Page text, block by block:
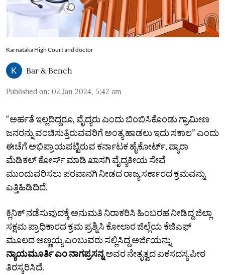
Karnataka High Court and doctor
Bar & Bench
Published on: 02 Jan 2024, 5:42 am
“ಅರ್ಹತೆ ಇಲ್ಲದಿದ್ದರೂ, ವೈದ್ಯರು ಎಂದು ಬಿಂಬಿಸಿಕೊಂಡು ಗ್ರಾಮೀಣ
ಜನರನ್ನು ವಂಚಿಸುತ್ತಿರುವವರಿಗೆ ಅಂತ್ಯ ಹಾಡಲು ಇದು ಸಕಾಲ” ಎಂದು
ಈಚೆಗೆ ಅಭಿಪ್ರಾಯಪಟ್ಟಿರುವ ಕರ್ನಾಟಕ ಹೈಕೋರ್ಟ್, ಪ್ಯಾರಾ
ಮೆಡಿಕಲ್ ಕೋರ್ಸ್‌ ಮಾಡಿ ಖಾಸಗಿ ವೈದ್ಯಕೀಯ ಸೇವೆ
ಮುಂದುವರಿಸಲು ಪರವಾನಗಿ ನೀಡದ ರಾಜ್ಯ ಸರ್ಕಾರದ ಕ್ರಮವನ್ನು
ಎತ್ತಿಹಿಡಿದಿದೆ.
ಕ್ಲಿನಿಕ್ ನಡೆಸುವುದಕ್ಕೆ ಅನುಮತಿ ನಿರಾಕರಿಸಿ ಹಿಂಬರಹ ನೀಡಿದ್ದ ಜಿಲ್ಲಾ
ಸಕ್ಷಮ ಪ್ರಾಧಿಕಾರದ ಕ್ರಮ ಪ್ರಶ್ನಿಸಿ ಕೋಲಾರ ಜಿಲ್ಲೆಯ ಕೆಜಿಎಫ್
ಮೂಲದ ಅಣ್ಣಯ್ಯ ಎಂಬುವರು ಸಲ್ಲಿಸಿದ್ದ ಅರ್ಜಿಯನ್ನು
ನ್ಯಾಯಮೂರ್ತಿ ಎಂ ನಾಗಪ್ರಸನ್ನಅವರ ನೇತೃತ್ವದ ಏಕಸದಸ್ಯ ಪೀಠ
ತಿರಸ್ಕರಿಸಿದೆ.